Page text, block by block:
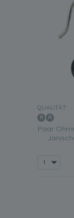
QUALITÄT:
Paar